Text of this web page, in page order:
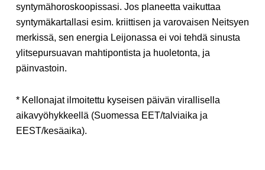
syntymähoroskoopissasi. Jos planeetta vaikuttaa
syntymäkartallasi esim. kriittisen ja varovaisen Neitsyen
merkissä, sen energia Leijonassa ei voi tehdä sinusta
ylitsepursuavan mahtipontista ja huoletonta, ja
päinvastoin.
* Kellonajat ilmoitettu kyseisen päivän virallisella
aikavyöhykkeellä (Suomessa EET/talviaika ja
EEST/kesäaika).